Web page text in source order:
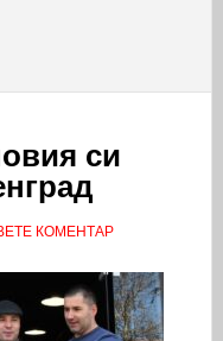
си
КОМЕНТАР